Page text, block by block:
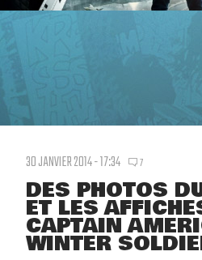
30 JANVIER 2014 - 17:34 7
DES PHOTOS
ET LES
CAPTAIN
WINTER